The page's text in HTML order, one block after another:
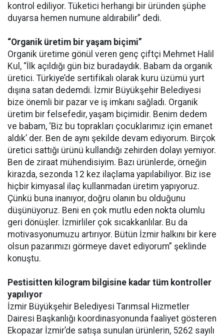
kontrol ediliyor. Tüketici herhangi bir üründen şüphe
duyarsa hemen numune aldırabilir” dedi.
“Organik üretim bir yaşam biçimi”
Organik üretime gönül veren genç çiftçi Mehmet Halil
Kul, “İlk açıldığı gün biz buradaydık. Babam da organik
üretici. Türkiye’de sertifikalı olarak kuru üzümü yurt
dışına satan dedemdi. İzmir Büyükşehir Belediyesi
bize önemli bir pazar ve iş imkanı sağladı. Organik
üretim bir felsefedir, yaşam biçimidir. Benim dedem
ve babam, ‘Biz bu toprakları çocuklarımız için emanet
aldık’ der. Ben de aynı şekilde devam ediyorum. Birçok
üretici sattığı ürünü kullandığı zehirden dolayı yemiyor.
Ben de ziraat mühendisiyim. Bazı ürünlerde, örneğin
kirazda, sezonda 12 kez ilaçlama yapılabiliyor. Biz ise
hiçbir kimyasal ilaç kullanmadan üretim yapıyoruz.
Çünkü buna inanıyor, doğru olanın bu olduğunu
düşünüyoruz. Beni en çok mutlu eden nokta olumlu
geri dönüşler. İzmirliler çok sıcakkanlılar. Bu da
motivasyonumuzu artırıyor. Bütün İzmir halkını bir kere
olsun pazarımızı görmeye davet ediyorum” şeklinde
konuştu.
Pestisitten kilogram bilgisine kadar tüm kontroller
yapılıyor
İzmir Büyükşehir Belediyesi Tarımsal Hizmetler
Dairesi Başkanlığı koordinasyonunda faaliyet gösteren
Ekopazar İzmir’de satışa sunulan ürünlerin, 5262 sayılı